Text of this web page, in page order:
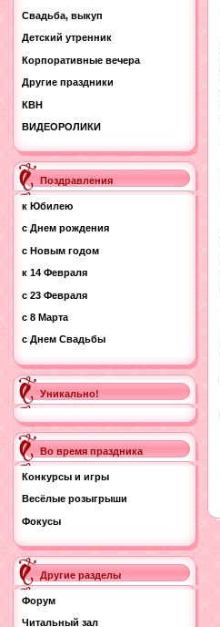
Свадьба, выкуп
Детский утренник
Корпоративные вечера
Другие праздники
КВН
ВИДЕОРОЛИКИ
Поздравления
к Юбилею
с Днем рождения
с Новым годом
к 14 Февраля
с 23 Февраля
с 8 Марта
с Днем Свадьбы
Уникально!
Во время праздника
Конкурсы и игры
Весёлые розыгрыши
Фокусы
Другие разделы
Форум
Читальный зал